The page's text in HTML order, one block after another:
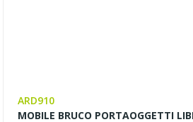
ARD910
MOBILE BRUCO PORTAOGGETTI